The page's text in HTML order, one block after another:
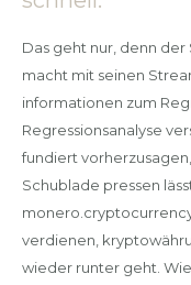
Das geht nur, denn
macht mit seinen
informationen zum
Regressionsanalyse
fundiert
Schublade pressen
verdienen,
wieder runter geht.